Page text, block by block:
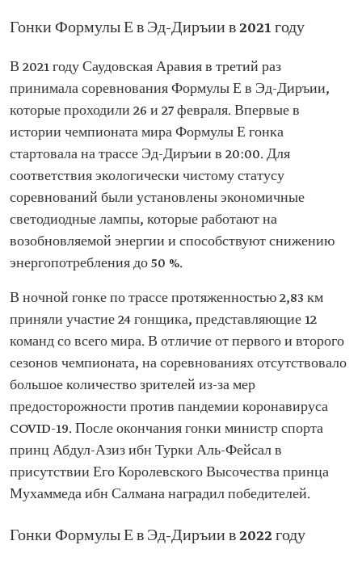
Гонки Формулы Е в Эд-Диръии в 2021 году
В 2021 году Саудовская Аравия в третий раз
принимала соревнования Формулы Е в Эд-Диръии,
которые проходили 26 и 27 февраля. Впервые в
истории чемпионата мира Формулы Е гонка
стартовала на трассе Эд-Диръии в 20:00. Для
соответствия экологически чистому статусу
соревнований были установлены экономичные
светодиодные лампы, которые работают на
возобновляемой энергии и способствуют снижению
энергопотребления до 50 %.
В ночной гонке по трассе протяженностью 2,83 км
приняли участие 24 гонщика, представляющие 12
команд со всего мира. В отличие от первого и второго
сезонов чемпионата, на соревнованиях отсутствовало
большое количество зрителей из-за мер
предосторожности против пандемии коронавируса
COVID-19. После окончания гонки министр спорта
принц Абдул-Азиз ибн Турки Аль-Фейсал в
присутствии Его Королевского Высочества принца
Мухаммеда ибн Салмана наградил победителей.
Гонки Формулы Е в Эд-Диръии в 2022 году